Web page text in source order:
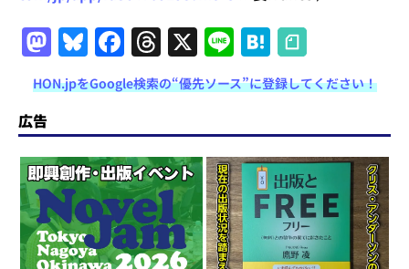
M
a
st
o
d
o
n
Bl
u
e
s
k
y
F
a
c
e
b
o
o
k
T
h
re
a
d
s
X Li
n
e
H
at
e
n
a
HON.jpをGoogle検索の“優先ソース”に登録してください！
広告